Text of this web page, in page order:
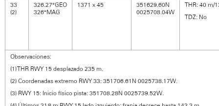
33
(2)
326.27°GEO
326°MAG
1371 x 45
351629.60N
0025708.04W
THR: 40 m/
TDZ: No
Observaciones:
(1) THR RWY 15 desplazado 235 m.
(2) Coordenadas extremo RWY 33: 351706.61N 0025738.17W.
(3) RWY 15: Inicio físico pista: 351708.28N 0025739.52W.